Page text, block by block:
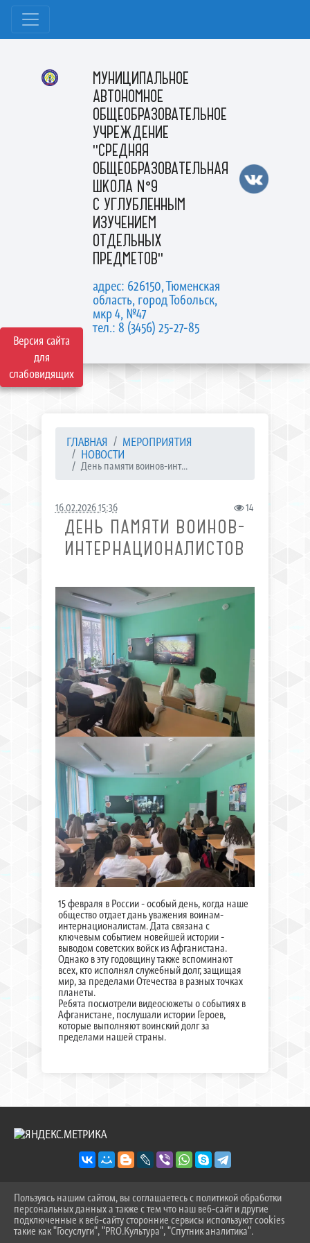
Версия сайта
для
слабовидящих
МУНИЦИПАЛЬНОЕ
АВТОНОМНОЕ
ОБЩЕОБРАЗОВАТЕЛЬНОЕ
УЧРЕЖДЕНИЕ
"СРЕДНЯЯ
ОБЩЕОБРАЗОВАТЕЛЬНАЯ
ШКОЛА №9
С УГЛУБЛЕННЫМ
ИЗУЧЕНИЕМ
ОТДЕЛЬНЫХ
ПРЕДМЕТОВ"
адрес: 626150, Тюменская
область, город Тобольск,
мкр 4, №47
тел.: 8 (3456) 25-27-85
ГЛАВНАЯ
МЕРОПРИЯТИЯ
НОВОСТИ
День памяти воинов-инт...
16.02.2026 15:36 14
ДЕНЬ ПАМЯТИ ВОИНОВ-
ИНТЕРНАЦИОНАЛИСТОВ
15 февраля в России - особый день, когда наше
общество отдает дань уважения воинам-
интернационалистам. Дата связана с
ключевым событием новейшей истории -
выводом советских войск из Афганистана.
Однако в эту годовщину также вспоминают
всех, кто исполнял служебный долг, защищая
мир, за пределами Отечества в разных точках
планеты.
Ребята посмотрели видеосюжеты о событиях в
Афганистане, послушали истории Героев,
которые выполняют воинский долг за
пределами нашей страны.
^
2026 Г. SOSH-9TOB.RU
ВХОД
КАРТА САЙТА
Пользуясь нашим сайтом, вы соглашаетесь с политикой обработки
персональных данных а также с тем что наш веб-сайт и другие
подключенные к веб-сайту сторонние сервисы используют cookies
такие как "Госуслуги", "PRO.Культура", "Спутник аналитика".